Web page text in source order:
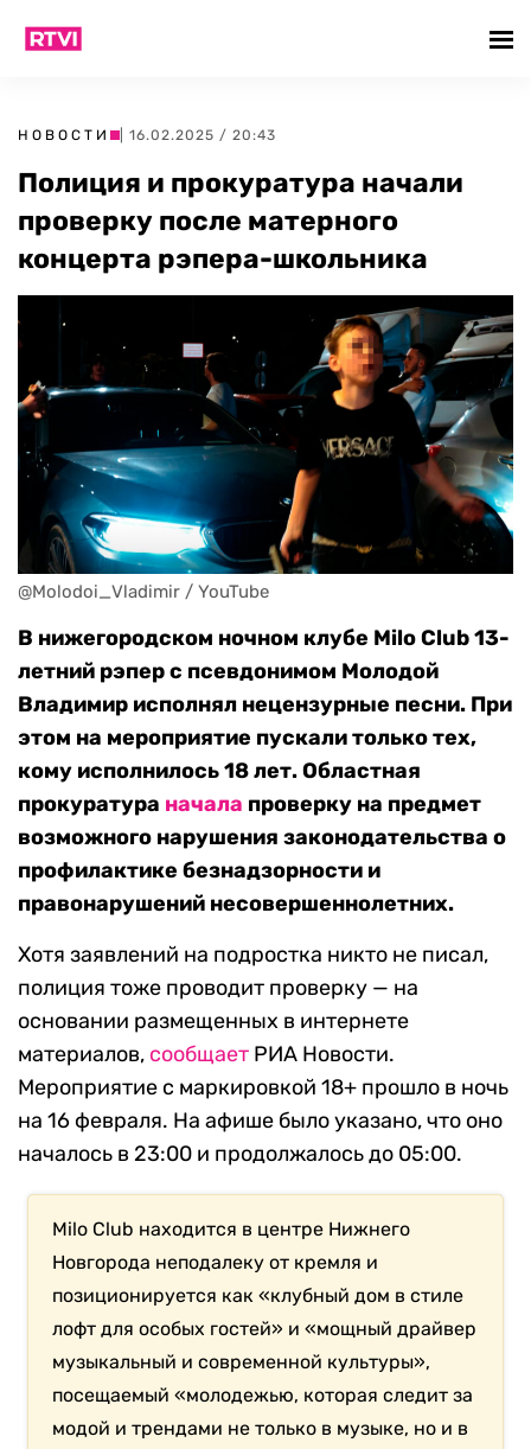
НОВОСТИ | 16.02.2025 / 20:43
Полиция и прокуратура начали
проверку после матерного
концерта рэпера-школьника
@Molodoi_Vladimir / YouTube
В нижегородском ночном клубе Milo Club 13-
летний рэпер с псевдонимом Молодой
Владимир исполнял нецензурные песни. При
этом на мероприятие пускали только тех,
кому исполнилось 18 лет. Областная
прокуратура начала проверку на предмет
возможного нарушения законодательства о
профилактике безнадзорности и
правонарушений несовершеннолетних.
Хотя заявлений на подростка никто не писал,
полиция тоже проводит проверку — на
основании размещенных в интернете
материалов, сообщает РИА Новости.
Мероприятие с маркировкой 18+ прошло в ночь
на 16 февраля. На афише было указано, что оно
началось в 23:00 и продолжалось до 05:00.
Milo Club находится в центре Нижнего
Новгорода неподалеку от кремля и
позиционируется как «клубный дом в стиле
лофт для особых гостей» и «мощный драйвер
музыкальный и современной культуры»,
посещаемый «молодежью, которая следит за
модой и трендами не только в музыке, но и в